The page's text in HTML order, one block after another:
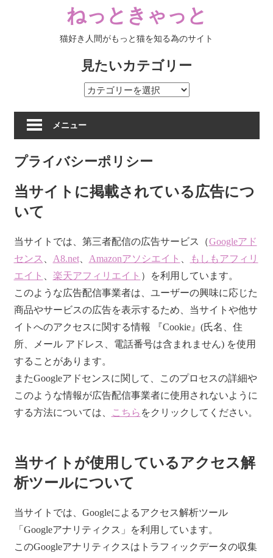
ねっときゃっと
猫好き人間がもっと猫を知る為のサイト
見たいカテゴリー
見
い
カ
リ
ー
メニュー
プライバシーポリシー
当サイトに掲載されている広告につ
いて
当サイトでは、第三者配信の広告サービス（Googleアド
センス 、 A8.net、 Amazonアソシエイト 、
もしもアフィリ
エイト 、 楽天アフィリエイト ）を利用しています。
このような広告配信事業者は、ユーザーの興味に応じた
商品やサービスの広告を表示するため、当サイトや他サ
イトへのアクセスに関する情報 『Cookie』(氏名、住
所、メール アドレス、電話番号は含まれません) を使用
することがあります。
またGoogleアドセンスに関して、このプロセスの詳細や
このような情報が広告配信事業者に使用されないように
する方法については、
こちら をクリックしてください。
当サイトが使用しているアクセス解
析ツールについて
当サイトでは、Googleによるアクセス解析ツール
「Googleアナリティクス」を利用しています。
このGoogleアナリティクスはトラフィックデータの収集